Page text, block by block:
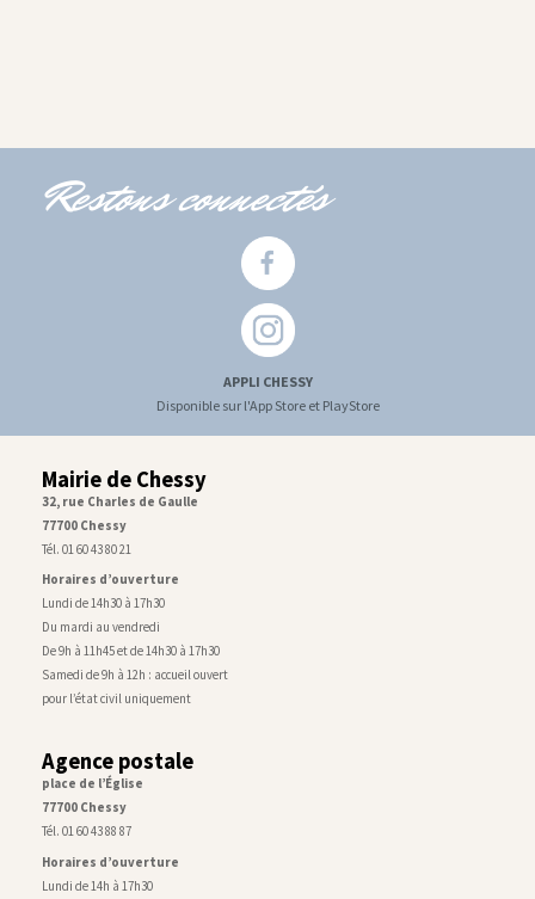
Restons connectés
APPLI CHESSY
Disponible sur l'App Store et PlayStore
Mairie de Chessy
32, rue Charles de Gaulle
77700 Chessy
Tél. 01 60 43 80 21
Horaires d’ouverture
Lundi de 14h30 à 17h30
Du mardi au vendredi
De 9h à 11h45 et de 14h30 à 17h30
Samedi de 9h à 12h : accueil ouvert
pour l’état civil uniquement
Agence postale
place de l’Église
77700 Chessy
Tél. 01 60 43 88 87
Horaires d’ouverture
Lundi de 14h à 17h30